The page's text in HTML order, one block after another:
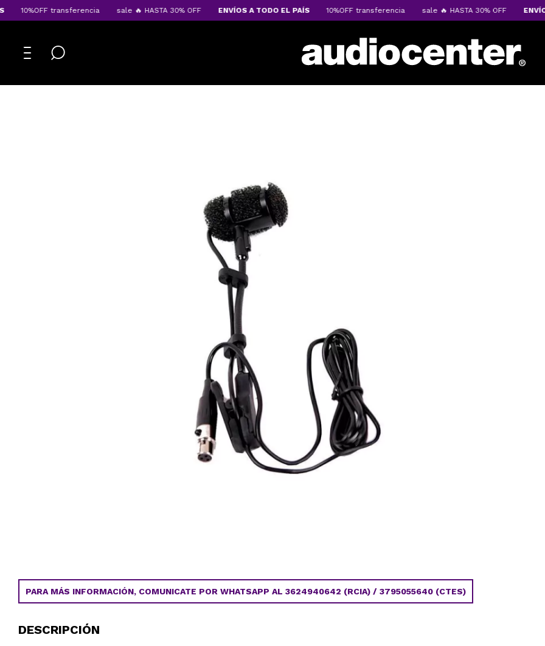
10%OFF transferencia sale 🔥 HASTA 30% OFF ENVÍOS A TODO EL PAÍS 10%OFF transferencia sale 🔥 HASTA 30% OFF ENVÍOS
PARA MÁS INFORMACIÓN, COMUNICATE POR WHATSAPP AL 3624940642 (RCIA) / 3795055640 (CTES)
DESCRIPCIÓN